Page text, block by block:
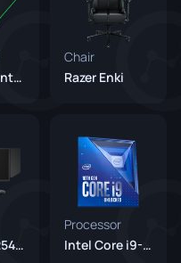
Razer Gigantus V2
Chair
Razer Enki
ZOWIE XL2546K
Processor
Intel Core i9-10900K